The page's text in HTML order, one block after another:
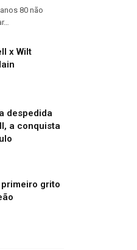
80 não
x Wilt
despedida
a conquista
primeiro grito